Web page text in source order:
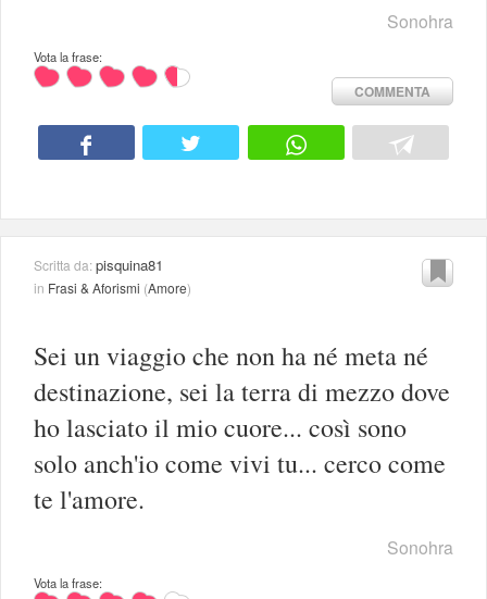
Sonohra
Vota la frase:
COMMENTA
Scritta da:pisquina81
in Frasi & Aforismi (Amore)
Sei un viaggio che non ha né meta né
destinazione, sei la terra di mezzo dove
ho lasciato il mio cuore... così sono
solo anch'io come vivi tu... cerco come
te l'amore.
Sonohra
Vota la frase: